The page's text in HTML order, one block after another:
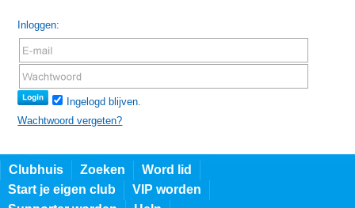
Inloggen:
Ingelogd blijven.
Wachtwoord vergeten?
Clubhuis Zoeken
Word lid
Start je eigen club
VIP worden